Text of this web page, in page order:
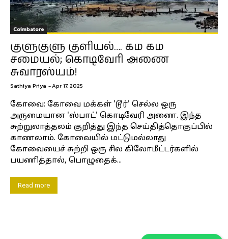
Coimbatore
குளுகுளு குளியல்…. கம கம
சமையல்; கொடிவேரி அணை
சுவாரஸ்யம்!
Sathiya Priya -Apr 17, 2025
கோவை: கோவை மக்கள் 'டூர்' செல்ல ஒரு
அருமையான 'ஸ்பாட்' கொடிவேரி அணை. இந்த
சுற்றுலாத்தலம் குறித்து இந்த செய்தித்தொகுப்பில்
காணலாம். கோவையில் மட்டுமல்லாது
கோவையைச் சுற்றி ஒரு சில கிலோமீட்டர்களில்
பயணித்தால், பொழுதைக்...
Read more